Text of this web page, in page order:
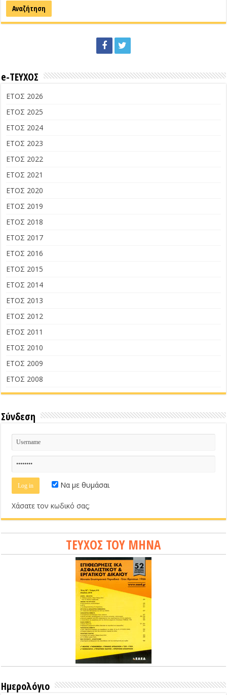
e-ΤΕΥΧΟΣ
ΕΤΟΣ 2026
ΕΤΟΣ 2025
ΕΤΟΣ 2024
ΕΤΟΣ 2023
ΕΤΟΣ 2022
ΕΤΟΣ 2021
ΕΤΟΣ 2020
ΕΤΟΣ 2019
ΕΤΟΣ 2018
ΕΤΟΣ 2017
ΕΤΟΣ 2016
ΕΤΟΣ 2015
ΕΤΟΣ 2014
ΕΤΟΣ 2013
ΕΤΟΣ 2012
ΕΤΟΣ 2011
ΕΤΟΣ 2010
ΕΤΟΣ 2009
ΕΤΟΣ 2008
Σύνδεση
Να με θυμάσαι
Χάσατε τον κωδικό σας;
ΤΕΥΧΟΣ ΤΟΥ ΜΗΝΑ
Ημερολόγιο